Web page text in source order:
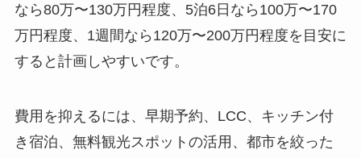
なら80万〜130万円程度、5泊6日なら100万〜170
万円程度、1週間なら120万〜200万円程度を目安に
すると計画しやすいです。
費用を抑えるには、早期予約、LCC、キッチン付
き宿泊、無料観光スポットの活用、都市を絞った